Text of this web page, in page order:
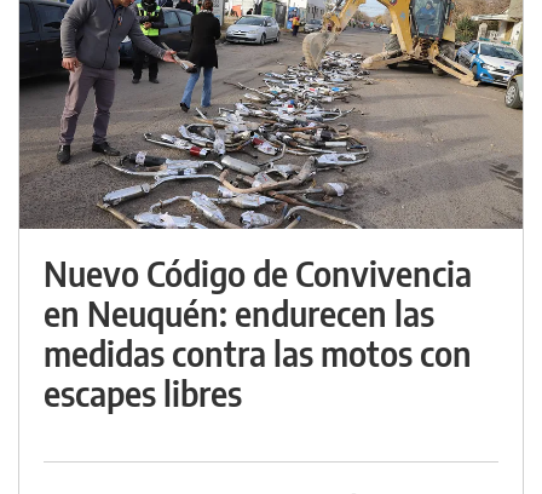
Nuevo Código de Convivencia
en Neuquén: endurecen las
medidas contra las motos con
escapes libres